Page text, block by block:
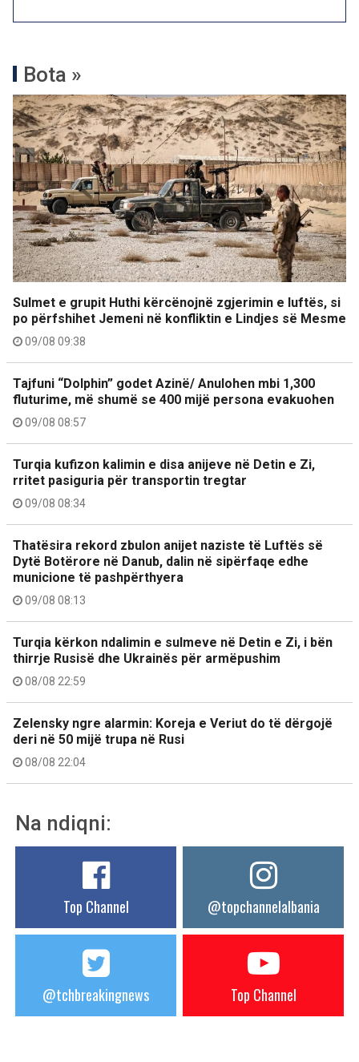
Bota »
Sulmet e grupit Huthi kërcënojnë zgjerimin e luftës, si
po përfshihet Jemeni në konfliktin e Lindjes së Mesme
09/08 09:38
Tajfuni “Dolphin” godet Azinë/ Anulohen mbi 1,300
fluturime, më shumë se 400 mijë persona evakuohen
09/08 08:57
Turqia kufizon kalimin e disa anijeve në Detin e Zi,
rritet pasiguria për transportin tregtar
09/08 08:34
Thatësira rekord zbulon anijet naziste të Luftës së
Dytë Botërore në Danub, dalin në sipërfaqe edhe
municione të pashpërthyera
09/08 08:13
Turqia kërkon ndalimin e sulmeve në Detin e Zi, i bën
thirrje Rusisë dhe Ukrainës për armëpushim
08/08 22:59
Zelensky ngre alarmin: Koreja e Veriut do të dërgojë
deri në 50 mijë trupa në Rusi
08/08 22:04
Na ndiqni:
Top Channel @topchannelalbania
@tchbreakingnews Top Channel